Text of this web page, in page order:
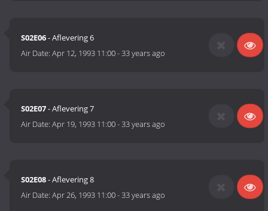
S02E06- Aflevering 6
Air Date:Apr 12, 1993 11:00-33 years ago
S02E07- Aflevering 7
Air Date:Apr 19, 1993 11:00-33 years ago
S02E08- Aflevering 8
Air Date:Apr 26, 1993 11:00-33 years ago